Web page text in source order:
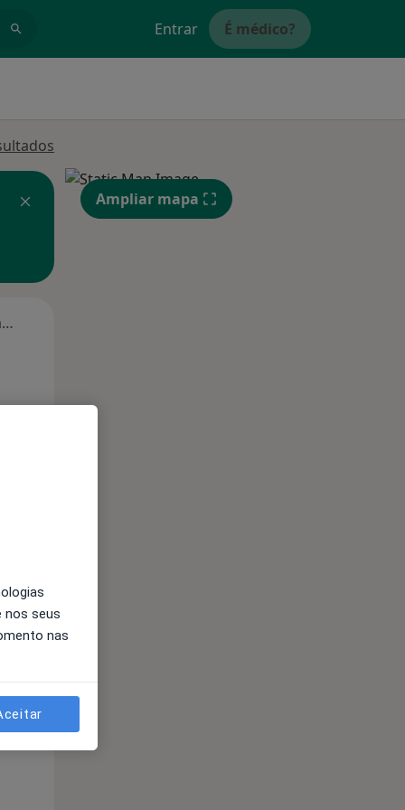
Entrar É médico?
Segunda-feira
Segunda-feira
11 Ago
Ampliar mapa
nos seus
nas